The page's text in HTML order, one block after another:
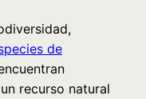
de
recurso natural